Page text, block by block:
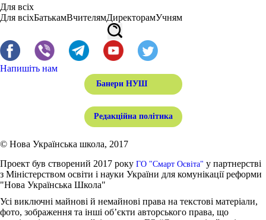
Для всіх
Для всіхБатькамВчителямДиректорамУчням
Напишіть нам
Банери НУШ
Редакційна політика
© Нова Українська школа, 2017
Проект був створений 2017 року ГО "Смарт Освіта" у партнерстві
з Міністерством освіти і науки України для комунікації реформи
"Нова Українська Школа"
Усі виключні майнові й немайнові права на текстові матеріали,
фото, зображення та інші об’єкти авторського права, що